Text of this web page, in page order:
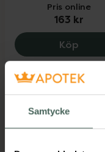
Samtycke
Pris online
163 kr
Köp